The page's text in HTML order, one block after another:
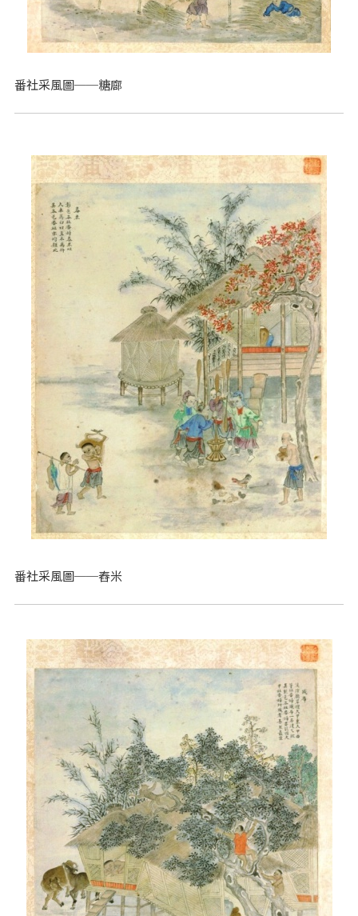
番社采風圖──糖廍
番社采風圖──舂米